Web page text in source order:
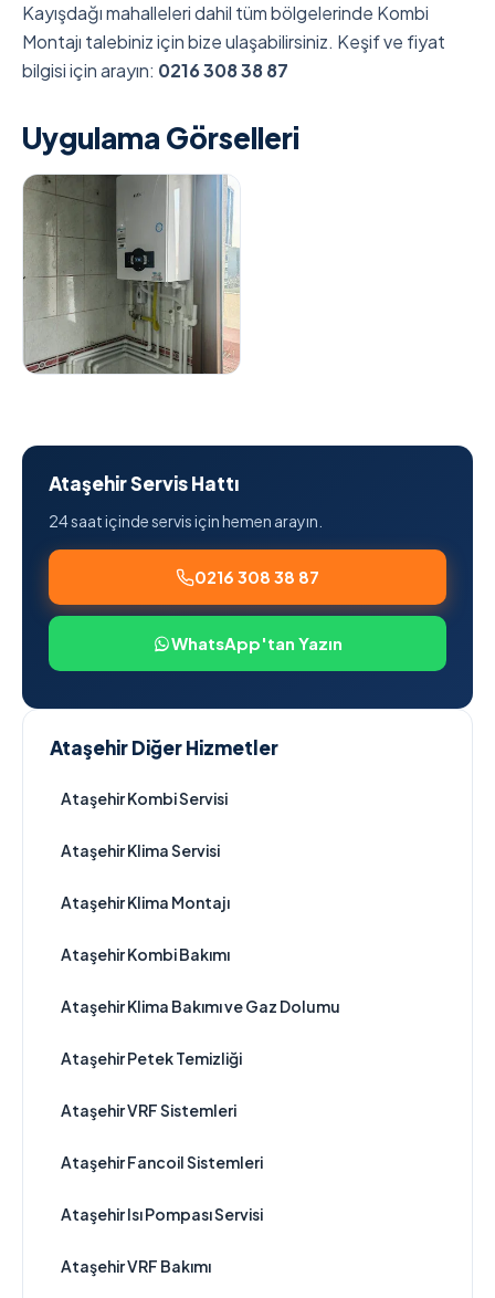
Kayışdağı mahalleleri dahil tüm bölgelerinde Kombi
Montajı talebiniz için bize ulaşabilirsiniz. Keşif ve fiyat
bilgisi için arayın: 0216 308 38 87
Uygulama Görselleri
Ataşehir Servis Hattı
24 saat içinde servis için hemen arayın.
0216 308 38 87
WhatsApp'tan Yazın
Ataşehir Diğer Hizmetler
Ataşehir Kombi Servisi
Ataşehir Klima Servisi
Ataşehir Klima Montajı
Ataşehir Kombi Bakımı
Ataşehir Klima Bakımı ve Gaz Dolumu
Ataşehir Petek Temizliği
Ataşehir VRF Sistemleri
Ataşehir Fancoil Sistemleri
Ataşehir Isı Pompası Servisi
Ataşehir VRF Bakımı